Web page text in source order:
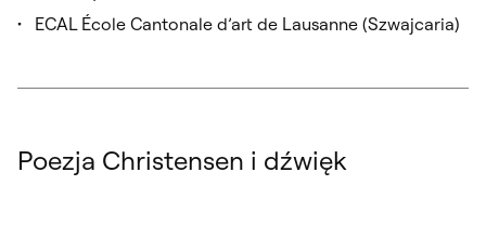
ECAL École Cantonale d’art de Lausanne (Szwajcaria)
Poezja Christensen i dźwięk